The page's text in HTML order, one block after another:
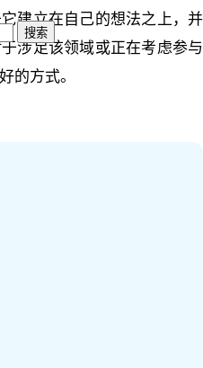
建立在自己的想法之上，并
涉足该领域或正在考虑参与
的方式。